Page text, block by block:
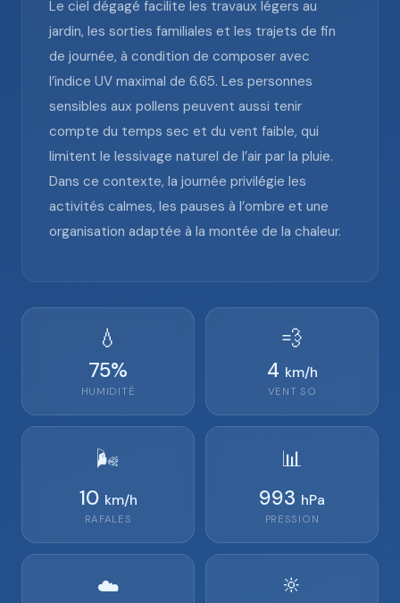
Le ciel dégagé facilite les travaux légers au
jardin, les sorties familiales et les trajets de fin
de journée, à condition de composer avec
l’indice UV maximal de 6.65. Les personnes
sensibles aux pollens peuvent aussi tenir
compte du temps sec et du vent faible, qui
limitent le lessivage naturel de l’air par la pluie.
Dans ce contexte, la journée privilégie les
activités calmes, les pauses à l’ombre et une
organisation adaptée à la montée de la chaleur.
💧
75%
HUMIDITÉ
💨
4 km/h
VENT SO
🌬️
10 km/h
RAFALES
📊
993 hPa
PRESSION
☁️ 🔆